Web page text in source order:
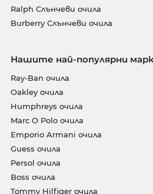
Ralph Слънчеви очила
Burberry Слънчеви очила
Нашите най-популярни
Ray-Ban очила
Oakley очила
Humphreys очила
Marc O Polo очила
Emporio Armani очила
Guess очила
Persol очила
Boss очила
Tommy Hilfiger очила